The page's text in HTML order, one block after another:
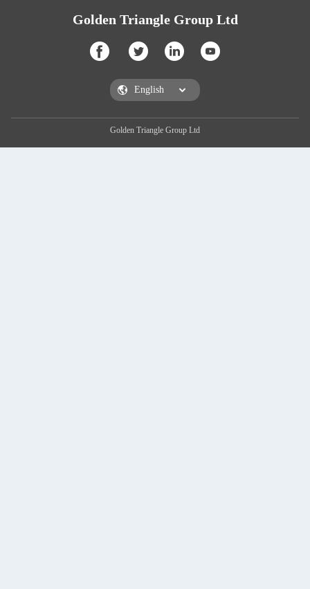
Golden Triangle Group Ltd
Golden Triangle Group Ltd